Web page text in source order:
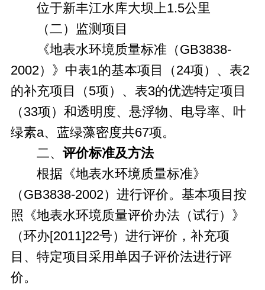
位于新丰江水库大坝上1.5公里
（二）监测项目
《地表水环境质量标准（GB3838-
2002）》中表1的基本项目（24项）、表2
的补充项目（5项）、表3的优选特定项目
（33项）和透明度、悬浮物、电导率、叶
绿素a、蓝绿藻密度共67项。
二、 评价标准及方法
根据《地表水环境质量标准》
（GB3838-2002）进行评价。基本项目按
照《地表水环境质量评价办法（试行）》
（环办[2011]22号）进行评价，补充项
目、特定项目采用单因子评价法进行评
价。